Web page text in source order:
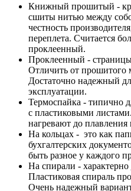
Книжный прошитый -
сшиты нитью между
честность
переплета. Считается
проклеенный.
Проклеенный -
Отличить от прошитого
Достаточно надежный
эксплуатации.
Термоспайка - типично
с пластиковыми
нагревают до
На кольцах - это как
бухгалтерских
быть разное у каждого
На спирали -
Пластиковая спираль
Очень надежный